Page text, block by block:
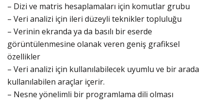
– Dizi ve matris hesaplamaları için komutlar grubu
– Veri analizi için ileri düzeyli teknikler topluluğu
– Verinin ekranda ya da basılı bir eserde
görüntülenmesine olanak veren geniş grafiksel
özellikler
– Veri analizi için kullanılabilecek uyumlu ve bir arada
kullanılabilen araçlar içerir.
– Nesne yönelimli bir programlama dili olması